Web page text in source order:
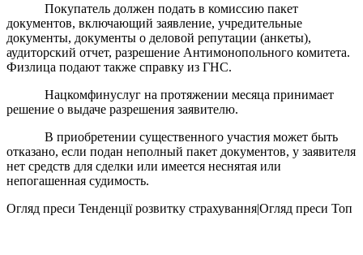
Покупатель должен подать в комиссию пакет
документов, включающий заявление, учредительные
документы, документы о деловой репутации (анкеты),
аудиторский отчет, разрешение Антимонопольного комитета.
Физлица подают также справку из ГНС.
Нацкомфинуслуг на протяжении месяца принимает
решение о выдаче разрешения заявителю.
В приобретении существенного участия может быть
отказано, если подан неполный пакет документов, у заявителя
нет средств для сделки или имеется неснятая или
непогашенная судимость.
Огляд преси Тенденції розвитку страхування|Огляд преси Топ